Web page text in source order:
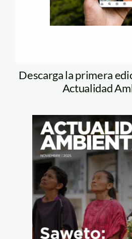
Descarga la primera
Actualidad